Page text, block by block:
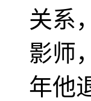
关系
影师
年他